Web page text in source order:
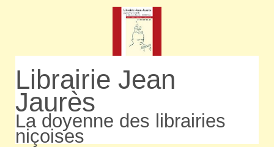
Librairie Jean
Jaurès
La doyenne des librairies
niçoises